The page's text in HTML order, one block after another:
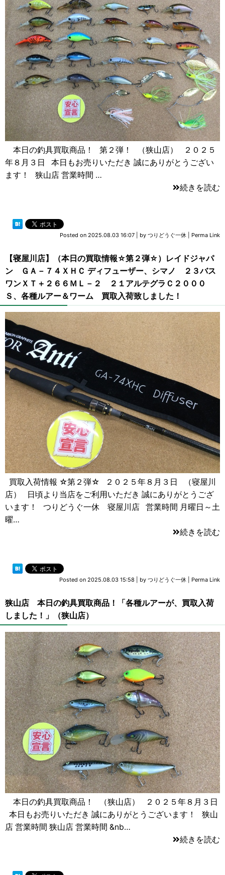
本日の釣具買取商品！ 第２弾！ （狭山店） ２０２５
年８月３日 本日もお売りいただき 誠にありがとうござい
ます！ 狭山店 営業時間 …
続きを読む
Posted on 2025.08.03 16:07 by つりどうぐ一休 Perma Link
【寝屋川店】（本日の買取情報☆第２弾☆）レイドジャパ
ン ＧＡ－７４ＸＨＣ ディフューザー、シマノ ２３バス
ワンＸＴ＋２６６ＭＬ－２ ２１アルテグラＣ２０００
Ｓ、各種ルアー＆ワーム 買取入荷致しました！
買取入荷情報 ☆第２弾☆ ２０２５年８月３日 （寝屋川
店） 日頃より当店をご利用いただき 誠にありがとうござ
います！ つりどうぐ一休 寝屋川店 営業時間 月曜日～土
曜…
続きを読む
Posted on 2025.08.03 15:58 by つりどうぐ一休 Perma Link
狭山店 本日の釣具買取商品！「各種ルアーが、買取入荷
しました！」（狭山店）
本日の釣具買取商品！ （狭山店） ２０２５年８月３日
本日もお売りいただき 誠にありがとうございます！ 狭山
店 営業時間 狭山店 営業時間 &nb…
続きを読む